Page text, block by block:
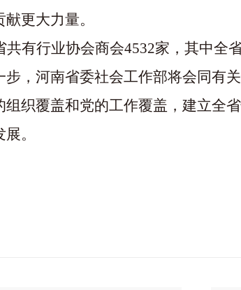
更大力量。
共有行业协会商会4532家，其中全
步，河南省委社会工作部将会同有
组织覆盖和党的工作覆盖，建立全
。